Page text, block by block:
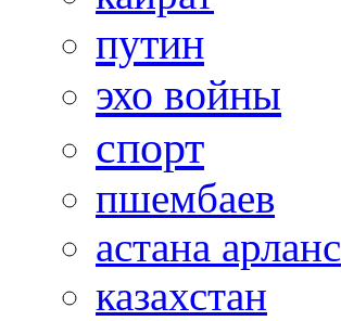
путин
эхо войны
спорт
пшембаев
астана арланс
казахстан